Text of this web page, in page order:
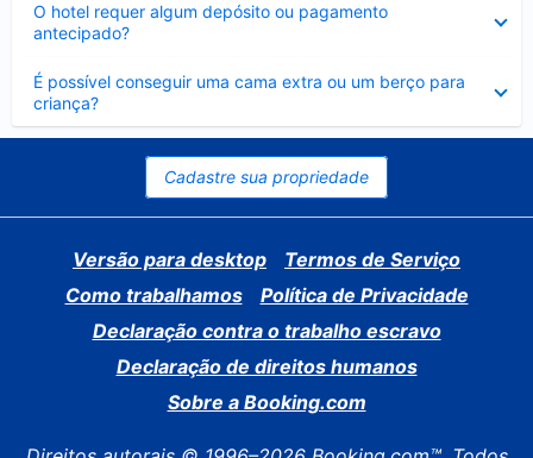
O hotel requer algum depósito ou pagamento
antecipado?
É possível conseguir uma cama extra ou um berço para
criança?
Contraído
Cadastre sua propriedade
Versão para desktop
Termos de Serviço
Como trabalhamos
Política de Privacidade
Declaração contra o trabalho escravo
Declaração de direitos humanos
Sobre a Booking.com